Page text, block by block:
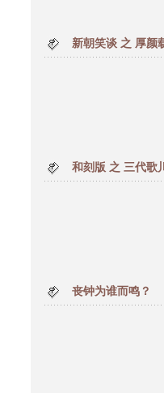
新朝笑谈 之 厚颜
和刻版 之 三代歌
丧钟为谁而鸣？